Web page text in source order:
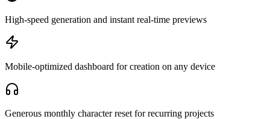
High-speed generation and instant real-time previews
Mobile-optimized dashboard for creation on any device
Generous monthly character reset for recurring projects